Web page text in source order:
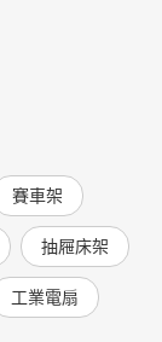
賽車架
抽屜床架
工業電扇